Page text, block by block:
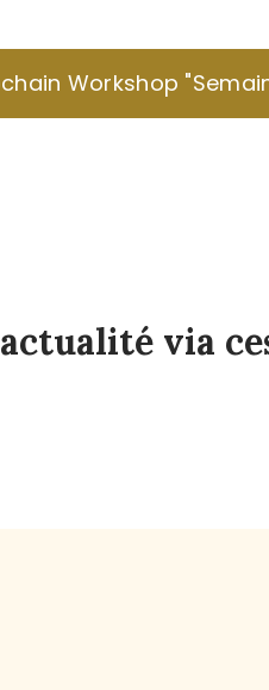
Workshop
via